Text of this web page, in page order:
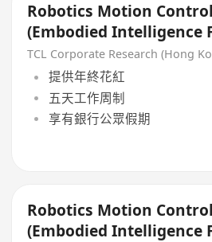
Robotics Motion
(Embodied Intelligence
TCL Corporate Research (Hong
提供年終花紅
五天工作周制
享有銀行公眾假期
Robotics Motion
(Embodied Intelligence